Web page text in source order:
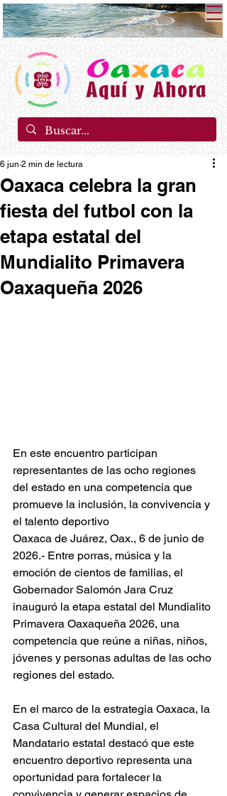
Oaxaca celebra la gran
fiesta del futbol con la
etapa estatal del
Mundialito Primavera
Oaxaqueña 2026
6 jun 2 min de lectura
En este encuentro participan
representantes de las ocho regiones
del estado en una competencia que
promueve la inclusión, la convivencia y
el talento deportivo
Oaxaca de Juárez, Oax., 6 de junio de
2026.- Entre porras, música y la
emoción de cientos de familias, el
Gobernador Salomón Jara Cruz
inauguró la etapa estatal del Mundialito
Primavera Oaxaqueña 2026, una
competencia que reúne a niñas, niños,
jóvenes y personas adultas de las ocho
regiones del estado.
En el marco de la estrategia Oaxaca, la
Casa Cultural del Mundial, el
Mandatario estatal destacó que este
encuentro deportivo representa una
oportunidad para fortalecer la